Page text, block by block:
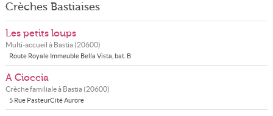
Crèches Bastiaises
Les petits loups
Multi-accueil à Bastia(20600)
Route Royale Immeuble Bella Vista, bat. B
A Cioccia
Crèche familiale à Bastia(20600)
5 Rue PasteurCité Aurore